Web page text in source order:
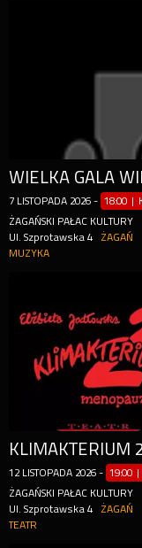
7 LISTOPADA 2026 - 18:00 |
ŻAGAŃSKI PAŁAC KULTURY
Ul. Szprotawska 4
ŻAGAŃ
MUZYKA
KLIMAKTERIUM
12 LISTOPADA 2026 - 19:00
ŻAGAŃSKI PAŁAC KULTURY
Ul. Szprotawska 4
ŻAGAŃ
TEATR